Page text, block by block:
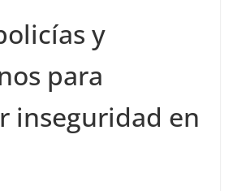
y
para
inseguridad en